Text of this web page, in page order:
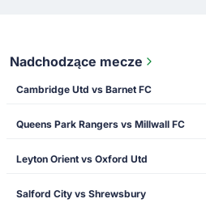
Nadchodzące mecze
Cambridge Utd vs Barnet FC
Queens Park Rangers vs Millwall FC
Leyton Orient vs Oxford Utd
Salford City vs Shrewsbury